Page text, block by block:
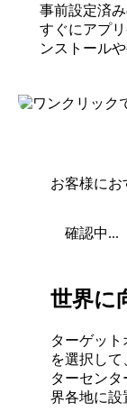
事前設定済
すぐにアプ
ンストール
お客様にお
確認中...
世界に
ターゲッ
を選択し
ターセン
界各地に設